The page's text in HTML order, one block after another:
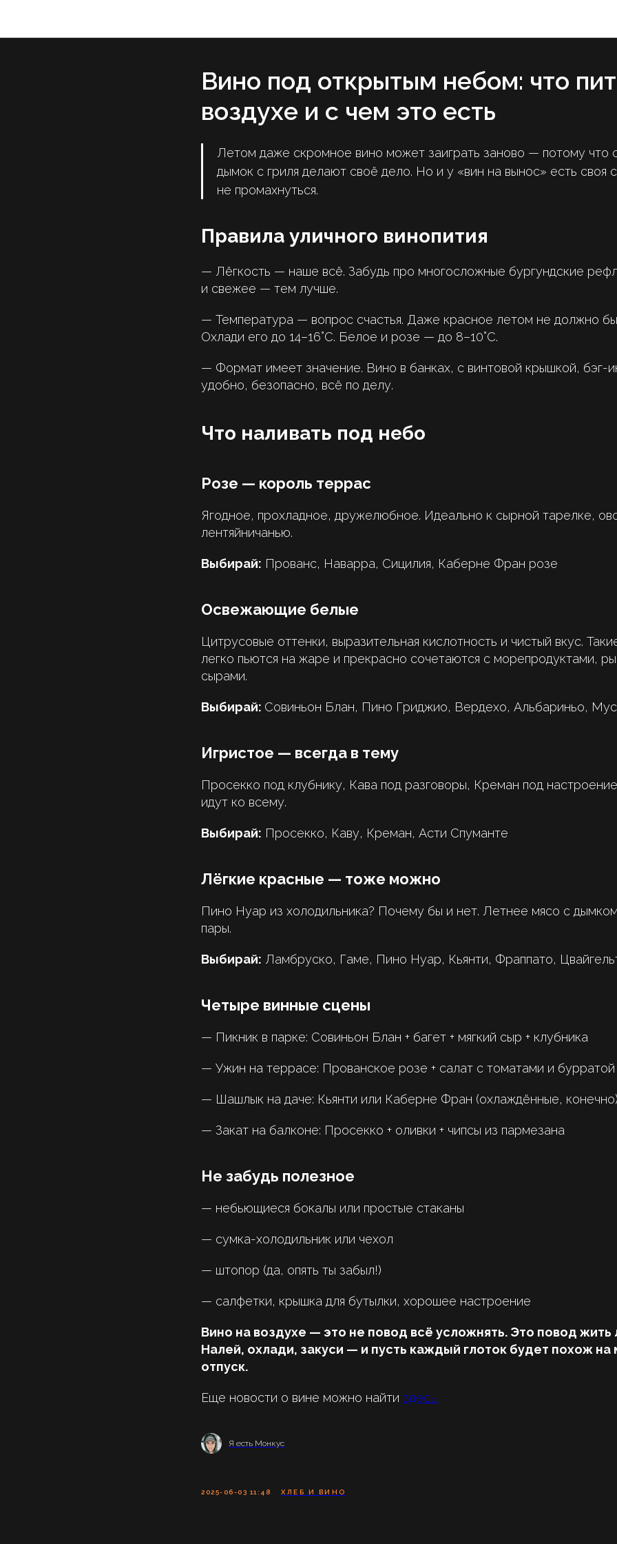
Вино под открытым небом: что
воздухе и с чем это есть
Летом даже скромное вино может заиграть заново — потому что
дымок с гриля делают своё дело. Но и у «вин на вынос» есть своя
не промахнуться.
Правила уличного винопития
— Лёгкость — наше всё. Забудь про многосложные бургундские
и свежее — тем лучше.
— Температура — вопрос счастья. Даже красное летом не должно
Охлади его до 14–16°C. Белое и розе — до 8–10°C.
— Формат имеет значение. Вино в банках, с винтовой крышкой, бэг-
удобно, безопасно, всё по делу.
Что наливать под небо
Розе — король террас
Ягодное, прохладное, дружелюбное. Идеально к сырной тарелке,
лентяйничанью.
Выбирай: Прованс, Наварра, Сицилия, Каберне Фран розе
Освежающие белые
Цитрусовые оттенки, выразительная кислотность и чистый вкус.
легко пьютcя на жаре и прекрасно сочетаются с морепродуктами,
сырами.
Выбирай: Совиньон Блан, Пино Гриджио, Вердехо, Альбариньо,
Игристое — всегда в тему
Просекко под клубнику, Кава под разговоры, Креман под
идут ко всему.
Выбирай: Просекко, Каву, Креман, Асти Спуманте
Лёгкие красные — тоже можно
Пино Нуар из холодильника? Почему бы и нет. Летнее мясо с
пары.
Выбирай: Ламбруско, Гаме, Пино Нуар, Кьянти, Фраппато,
Четыре винные сцены
— Пикник в парке: Совиньон Блан + багет + мягкий сыр + клубника
— Ужин на террасе: Прованское розе + салат с томатами и бурратой
— Шашлык на даче: Кьянти или Каберне Фран (охлаждённые,
— Закат на балконе: Просекко + оливки + чипсы из пармезана
Не забудь полезное
— небьющиеся бокалы или простые стаканы
— сумка-холодильник или чехол
— штопор (да, опять ты забыл!)
— салфетки, крышка для бутылки, хорошее настроение
Вино на воздухе — это не повод всё усложнять. Это повод жить
Налей, охлади, закуси — и пусть каждый глоток будет похож на
отпуск.
Еще новости о вине можно найти здесь.
Я есть Монкус
2025-06-03 11:48 ХЛЕБ И ВИНО